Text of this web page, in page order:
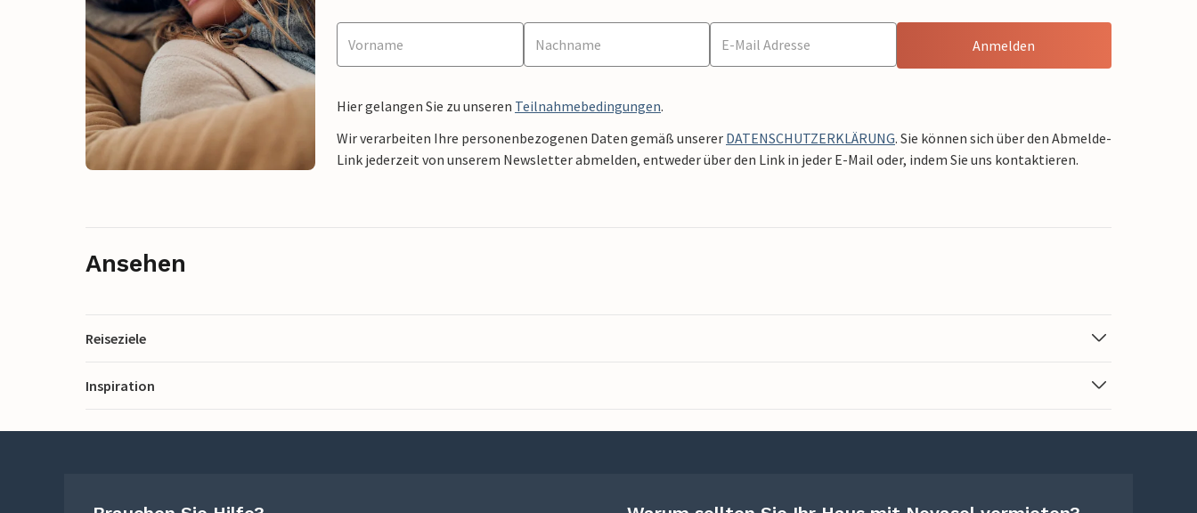
Anmelden
Hier gelangen Sie zu unseren Teilnahmebedingungen.
Wir verarbeiten Ihre personenbezogenen Daten gemäß unserer DATENSCHUTZERKLÄRUNG. Sie können sich über den Abmelde-
Link jederzeit von unserem Newsletter abmelden, entweder über den Link in jeder E-Mail oder, indem Sie uns kontaktieren.
Ansehen
Reiseziele
Inspiration